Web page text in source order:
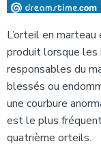
L’orteil en
produit lorsque les
responsables du
blessés ou
une courbure
est le plus
quatrième orteils.